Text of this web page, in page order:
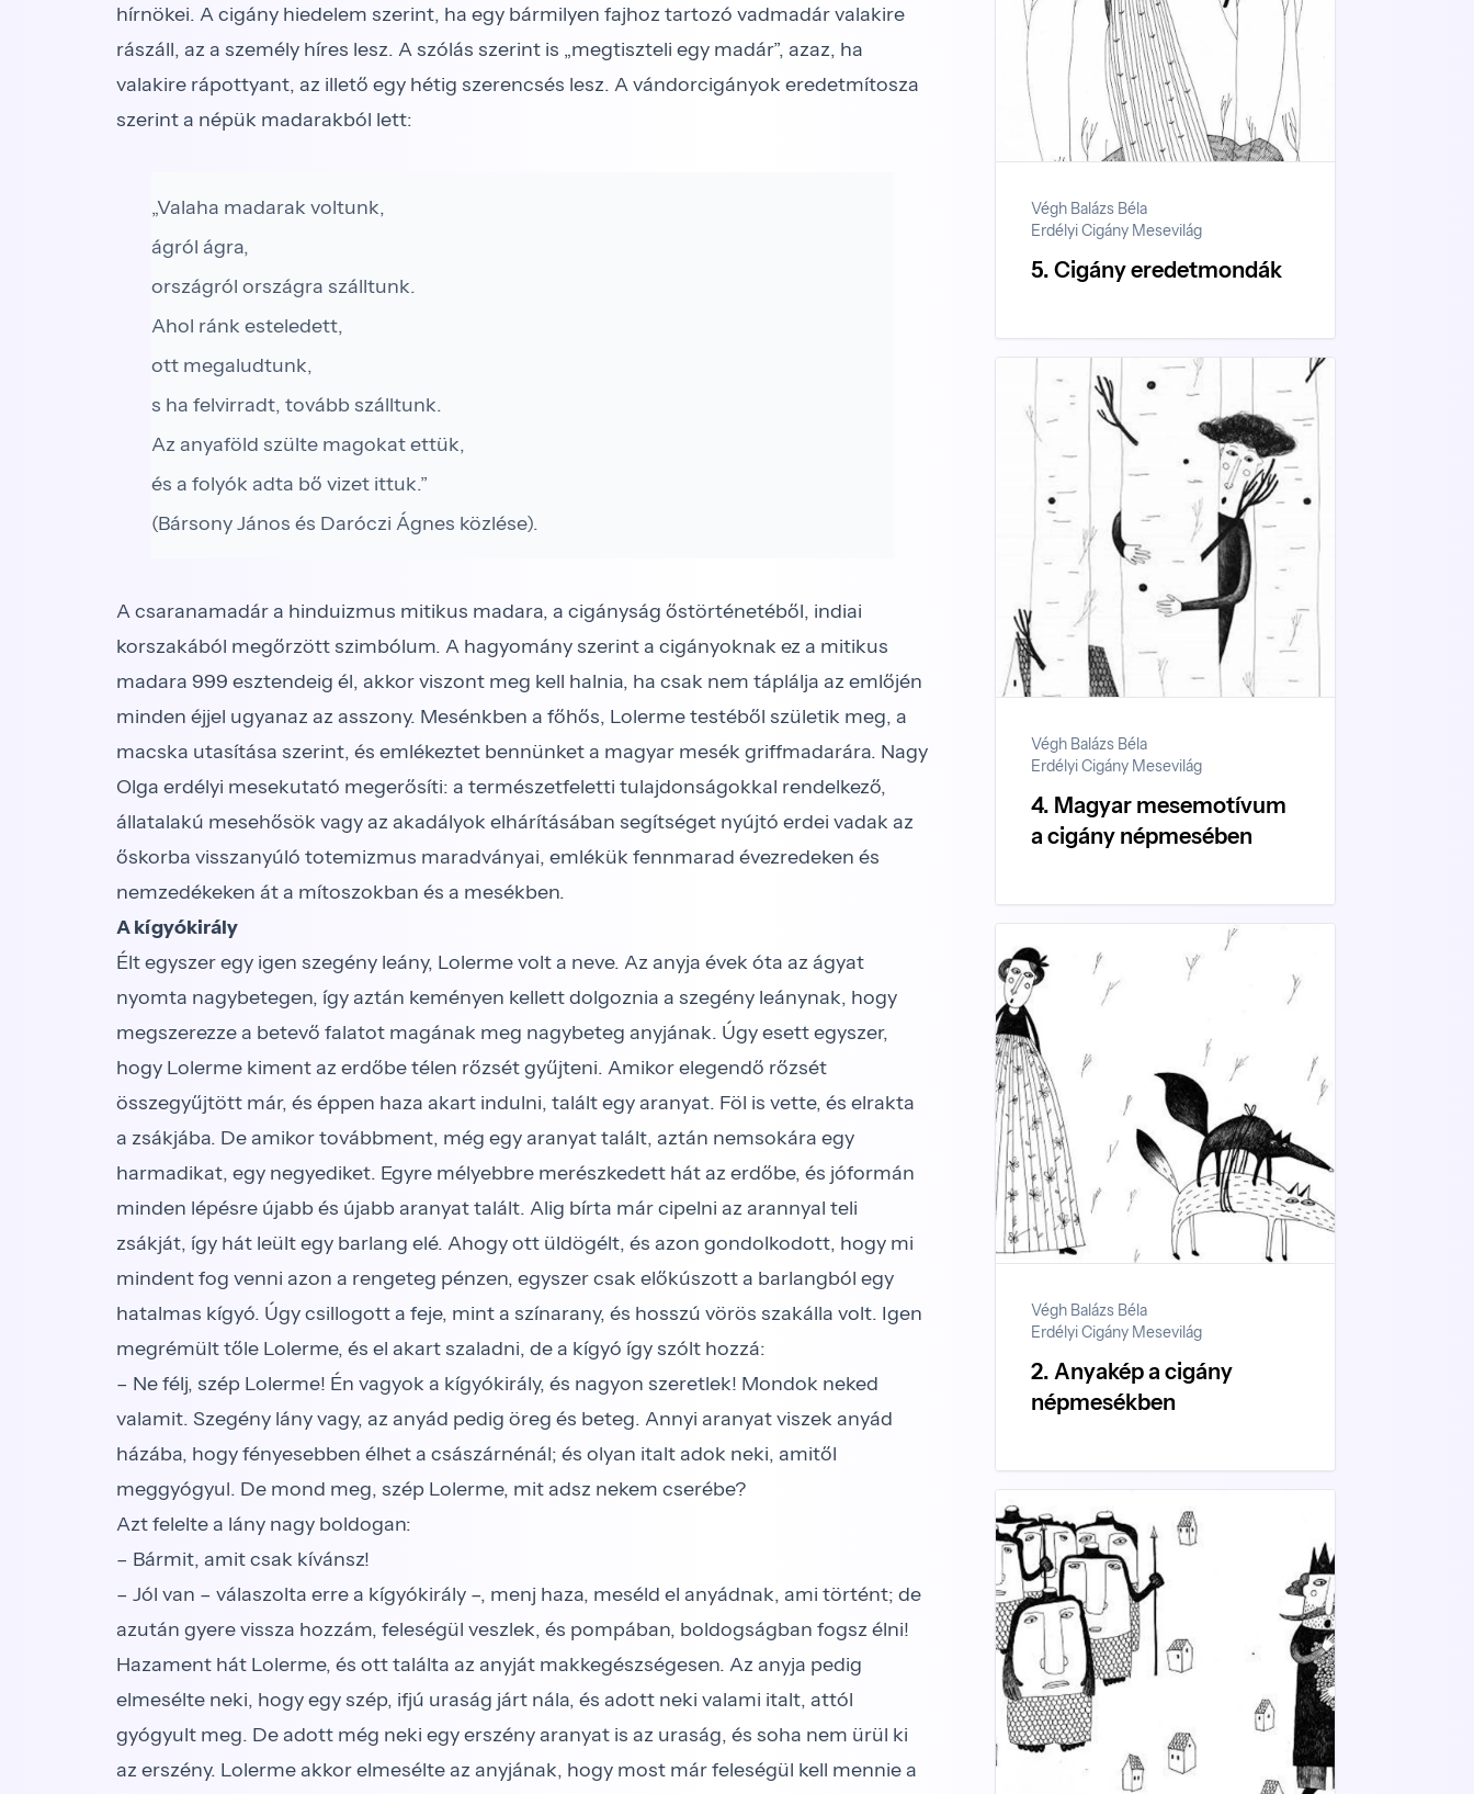
hírnökei. A cigány hiedelem szerint, ha egy bármilyen fajhoz tartozó vadmadár valakire
rászáll, az a személy híres lesz. A szólás szerint is „megtiszteli egy madár”, azaz, ha
valakire rápottyant, az illető egy hétig szerencsés lesz. A vándorcigányok eredetmítosza
szerint a népük madarakból lett:
„Valaha madarak voltunk,
ágról ágra,
országról országra szálltunk.
Ahol ránk esteledett,
ott megaludtunk,
s ha felvirradt, tovább szálltunk.
Az anyaföld szülte magokat ettük,
és a folyók adta bő vizet ittuk.”
(Bársony János és Daróczi Ágnes közlése).
A csaranamadár a hinduizmus mitikus madara, a cigányság őstörténetéből, indiai
korszakából megőrzött szimbólum. A hagyomány szerint a cigányoknak ez a mitikus
madara 999 esztendeig él, akkor viszont meg kell halnia, ha csak nem táplálja az emlőjén
minden éjjel ugyanaz az asszony. Mesénkben a főhős, Lolerme testéből születik meg, a
macska utasítása szerint, és emlékeztet bennünket a magyar mesék griffmadarára. Nagy
Olga erdélyi mesekutató megerősíti: a természetfeletti tulajdonságokkal rendelkező,
állatalakú mesehősök vagy az akadályok elhárításában segítséget nyújtó erdei vadak az
őskorba visszanyúló totemizmus maradványai, emlékük fennmarad évezredeken és
nemzedékeken át a mítoszokban és a mesékben.
A kígyókirály
Élt egyszer egy igen szegény leány, Lolerme volt a neve. Az anyja évek óta az ágyat
nyomta nagybetegen, így aztán keményen kellett dolgoznia a szegény leánynak, hogy
megszerezze a betevő falatot magának meg nagybeteg anyjának. Úgy esett egyszer,
hogy Lolerme kiment az erdőbe télen rőzsét gyűjteni. Amikor elegendő rőzsét
összegyűjtött már, és éppen haza akart indulni, talált egy aranyat. Föl is vette, és elrakta
a zsákjába. De amikor továbbment, még egy aranyat talált, aztán nemsokára egy
harmadikat, egy negyediket. Egyre mélyebbre merészkedett hát az erdőbe, és jóformán
minden lépésre újabb és újabb aranyat talált. Alig bírta már cipelni az arannyal teli
zsákját, így hát leült egy barlang elé. Ahogy ott üldögélt, és azon gondolkodott, hogy mi
mindent fog venni azon a rengeteg pénzen, egyszer csak előkúszott a barlangból egy
hatalmas kígyó. Úgy csillogott a feje, mint a színarany, és hosszú vörös szakálla volt. Igen
megrémült tőle Lolerme, és el akart szaladni, de a kígyó így szólt hozzá:
– Ne félj, szép Lolerme! Én vagyok a kígyókirály, és nagyon szeretlek! Mondok neked
valamit. Szegény lány vagy, az anyád pedig öreg és beteg. Annyi aranyat viszek anyád
házába, hogy fényesebben élhet a császárnénál; és olyan italt adok neki, amitől
meggyógyul. De mond meg, szép Lolerme, mit adsz nekem cserébe?
Azt felelte a lány nagy boldogan:
– Bármit, amit csak kívánsz!
– Jól van – válaszolta erre a kígyókirály –, menj haza, meséld el anyádnak, ami történt; de
azután gyere vissza hozzám, feleségül veszlek, és pompában, boldogságban fogsz élni!
Hazament hát Lolerme, és ott találta az anyját makkegészségesen. Az anyja pedig
elmesélte neki, hogy egy szép, ifjú uraság járt nála, és adott neki valami italt, attól
gyógyult meg. De adott még neki egy erszény aranyat is az uraság, és soha nem ürül ki
az erszény. Lolerme akkor elmesélte az anyjának, hogy most már feleségül kell mennie a
Végh Balázs Béla
Erdélyi Cigány Mesevilág
5. Cigány eredetmondák
Végh Balázs Béla
Erdélyi Cigány Mesevilág
4. Magyar mesemotívum
a cigány népmesében
Végh Balázs Béla
Erdélyi Cigány Mesevilág
2. Anyakép a cigány
népmesékben